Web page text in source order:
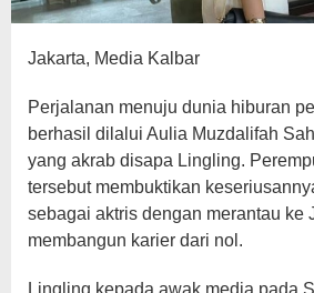
Jakarta, Media Kalbar
Perjalanan menuju dunia hiburan
berhasil dilalui Aulia Muzdalifah
yang akrab disapa Lingling.
tersebut membuktikan
sebagai aktris dengan merantau ke
membangun karier dari nol.
Lingling kepada awak media pada